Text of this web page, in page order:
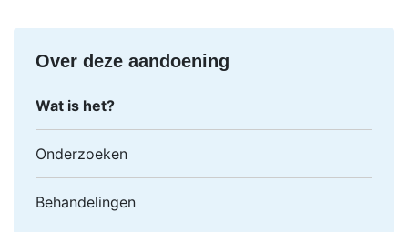
Over deze aandoening
Wat is het?
Onderzoeken
Behandelingen